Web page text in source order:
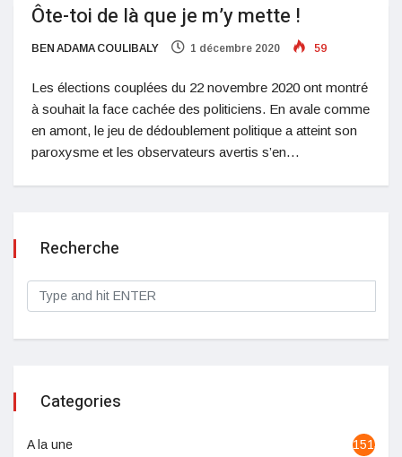
Ôte-toi de là que je m’y mette !
BEN ADAMA COULIBALY 1 décembre 2020 59
Les élections couplées du 22 novembre 2020 ont montré
à souhait la face cachée des politiciens. En avale comme
en amont, le jeu de dédoublement politique a atteint son
paroxysme et les observateurs avertis s’en…
Recherche
Categories
A la une 1513